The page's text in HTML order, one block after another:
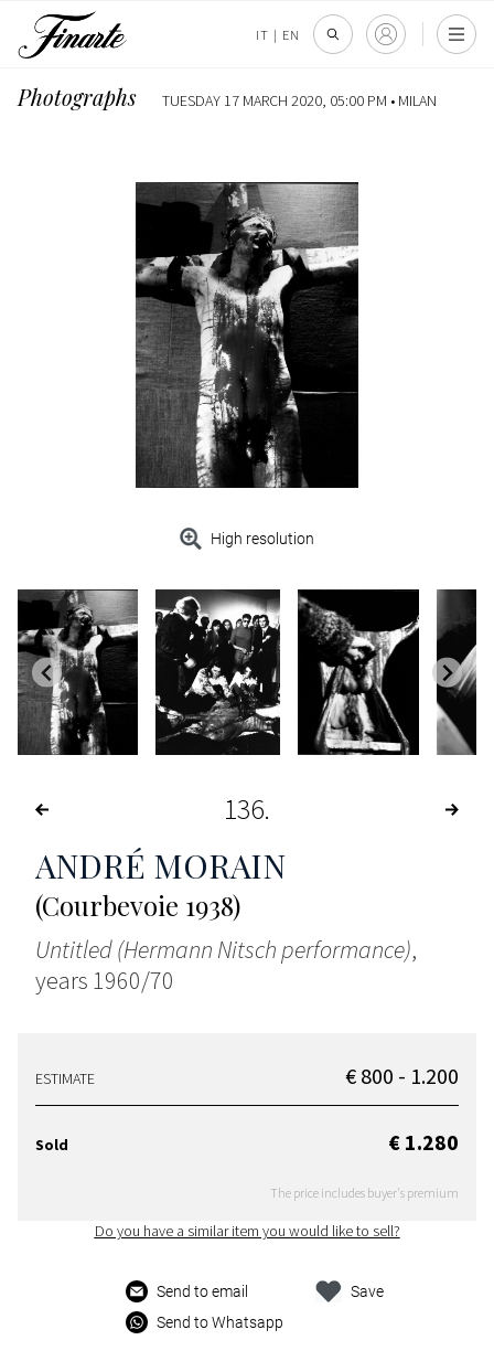
IT | EN
Photographs TUESDAY 17 MARCH 2020, 05:00 PM • MILAN
High resolution
136
ANDRÉ MORAIN
(Courbevoie 1938)
Untitled (Hermann Nitsch performance),
years 1960/70
ESTIMATE € 800 - 1.200
Sold € 1.280
The price includes buyer's premium
Do you have a similar item you would like to sell?
Send to email
Send to Whatsapp
Save